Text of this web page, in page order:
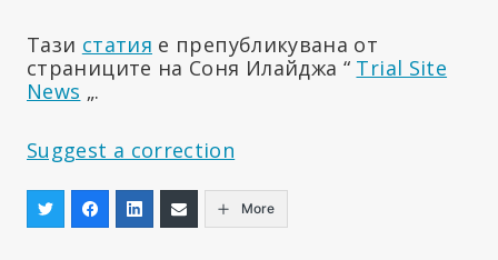
Тази статия е препубликувана от
страниците на Соня Илайджа “ Trial Site
News „.
Suggest a correction
More